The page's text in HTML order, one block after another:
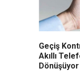
Geçiş
Akıllı
Dönüşüyor